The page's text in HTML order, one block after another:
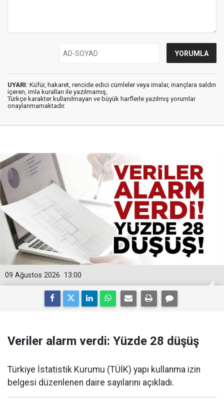
UYARI: Küfür, hakaret, rencide edici cümleler veya imalar, inançlara saldırı
içeren, imla kuralları ile yazılmamış,
Türkçe karakter kullanılmayan ve büyük harflerle yazılmış yorumlar
onaylanmamaktadır.
13:00
09 Ağustos 2026
Veriler alarm verdi: Yüzde 28 düşüş
Türkiye İstatistik Kurumu (TÜİK) yapı kullanma izin
belgesi düzenlenen daire sayılarını açıkladı.